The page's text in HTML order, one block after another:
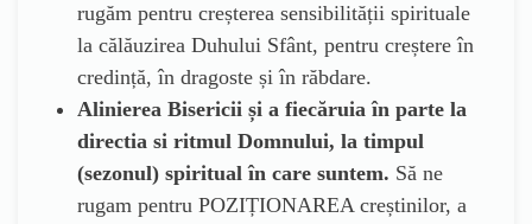
rugăm pentru creșterea sensibilității spirituale
la călăuzirea Duhului Sfânt, pentru creștere în
credință, în dragoste și în răbdare.
Alinierea Bisericii și a fiecăruia în parte la
directia si ritmul Domnului, la timpul
(sezonul) spiritual în care suntem. Să ne
rugam pentru POZIȚIONAREA creștinilor, a